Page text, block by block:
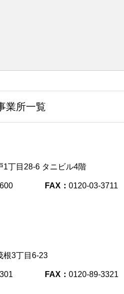
業所一覧
1丁目28-6 タニビル4階
7600 FAX： 0120-03-3711
根3丁目6-23
3301 FAX： 0120-89-3321